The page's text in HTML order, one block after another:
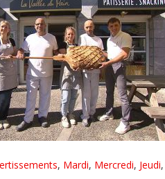
, Mardi, Mercredi, Jeudi,